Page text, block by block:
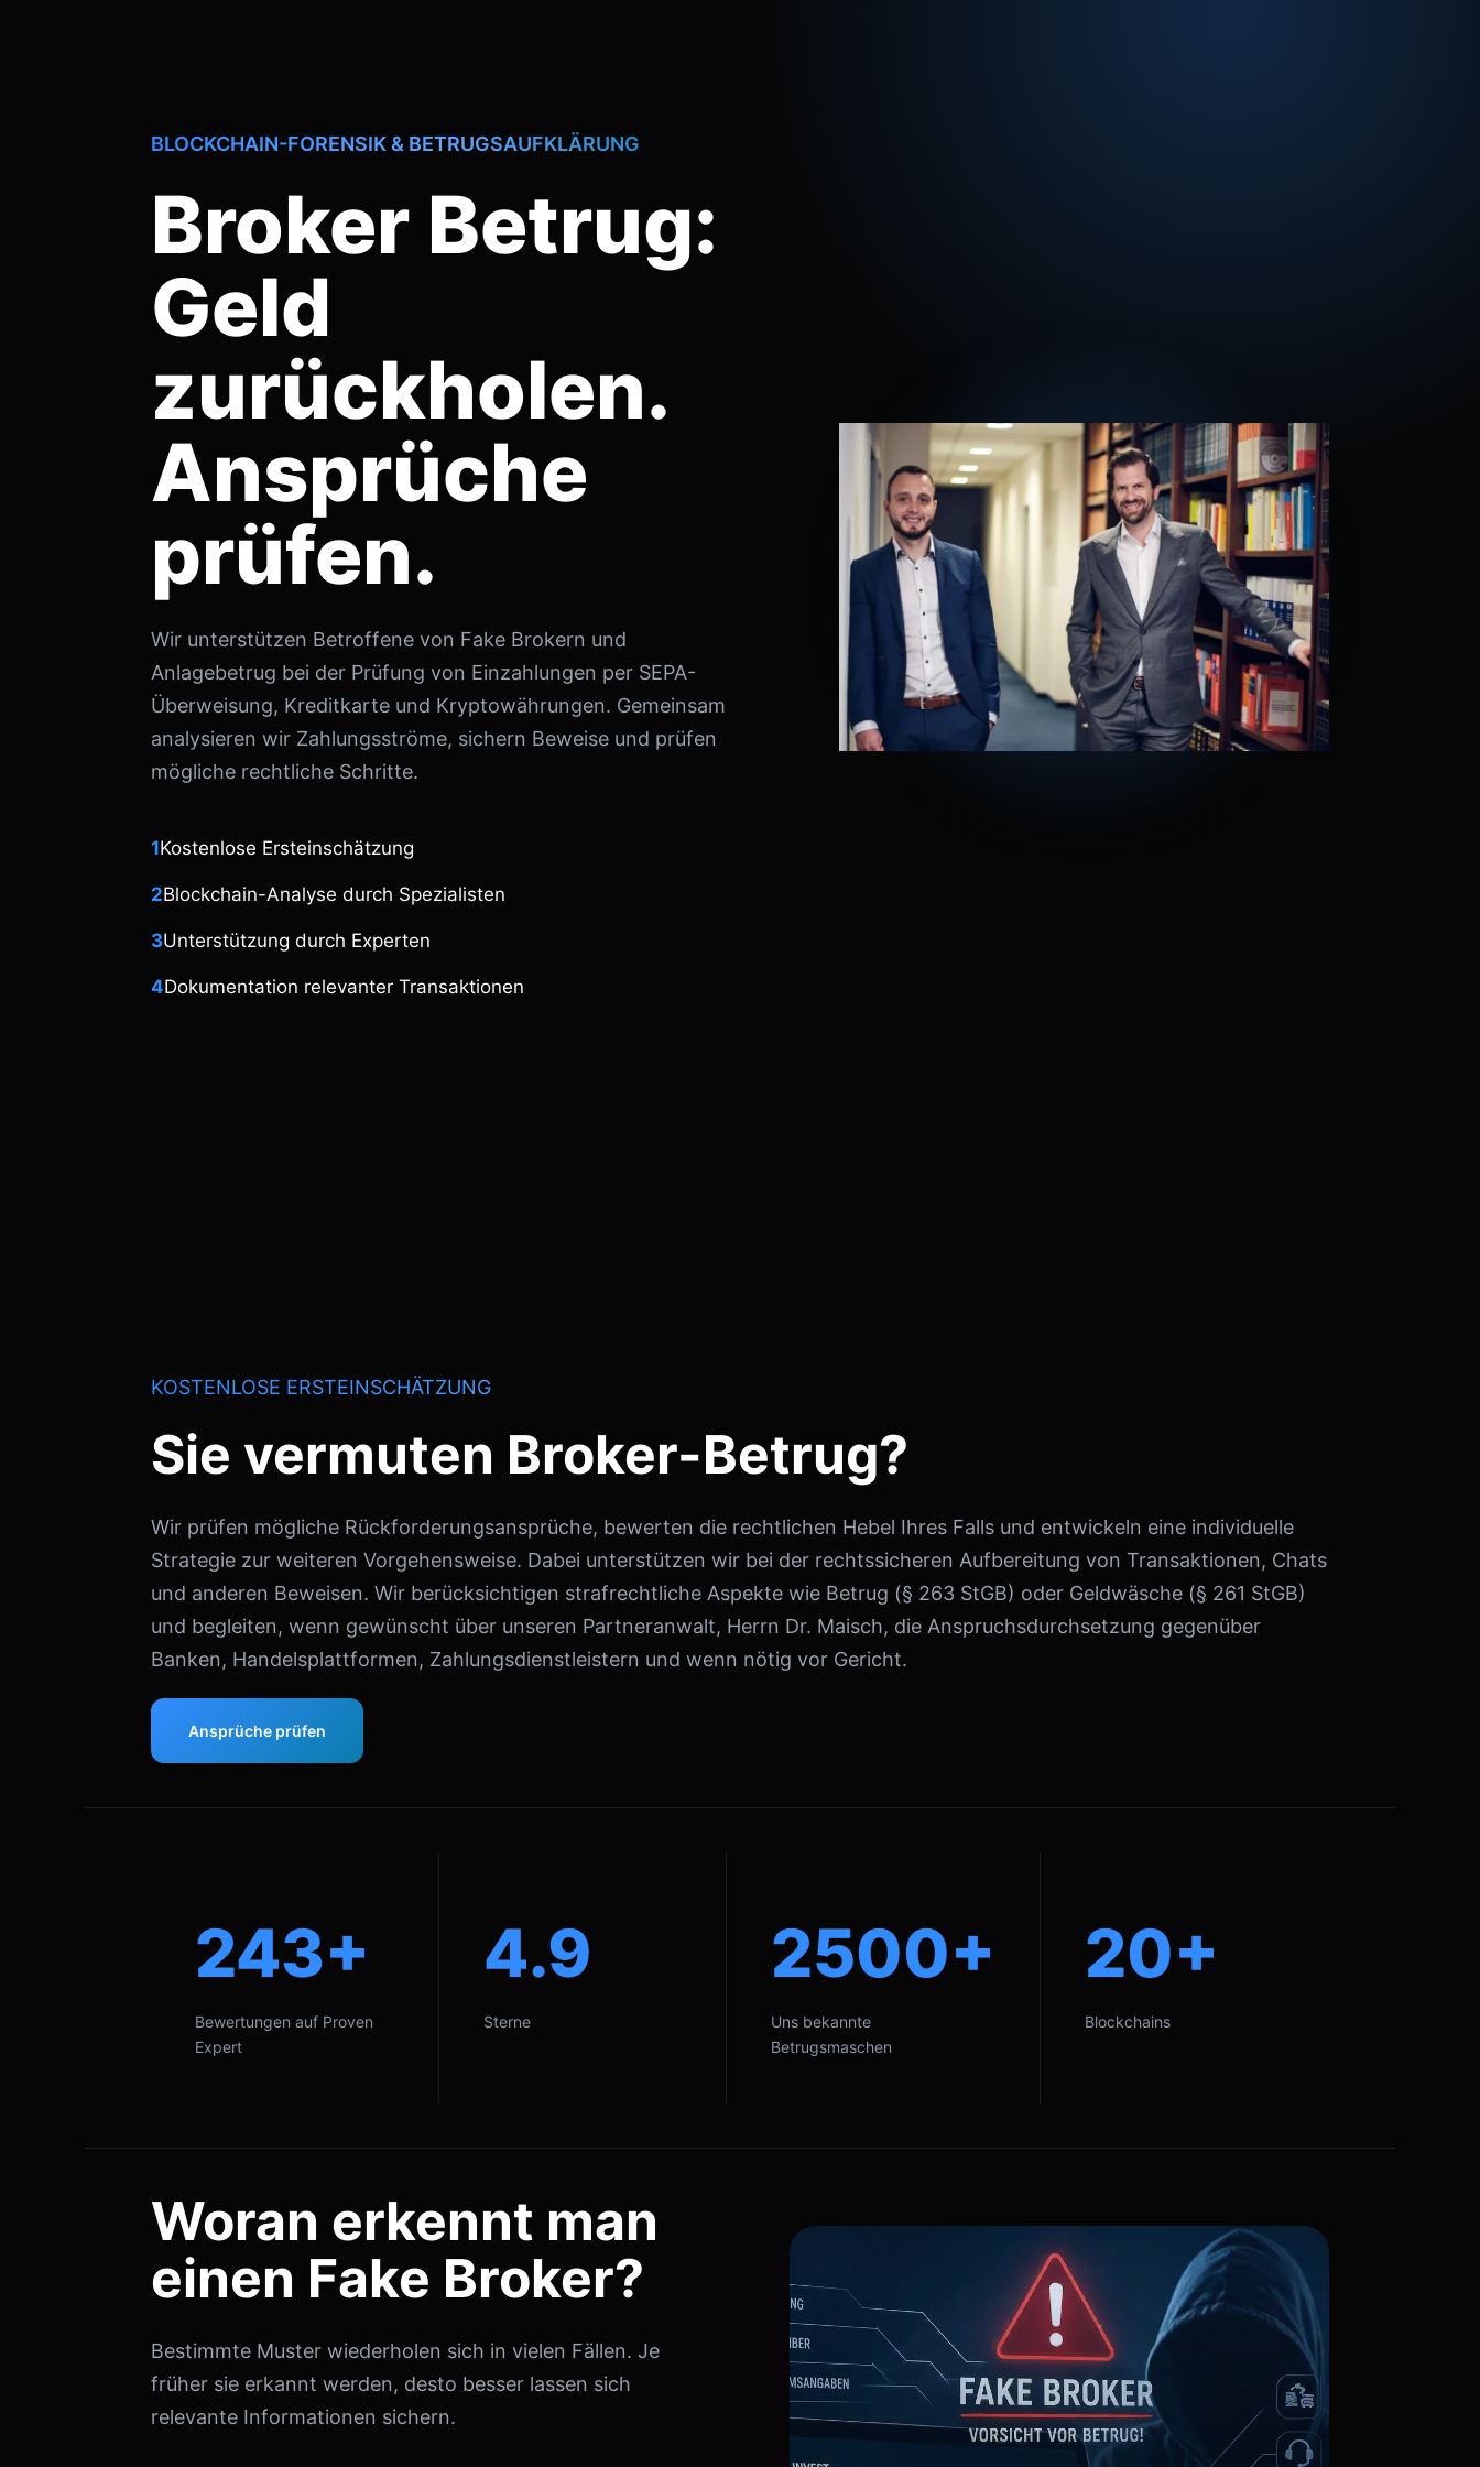
BLOCKCHAIN-FORENSIK & BETRUGSAUFKLÄRUNG
Broker Betrug:
Geld
zurückholen.
Ansprüche
prüfen.
Wir unterstützen Betroffene von Fake Brokern und
Anlagebetrug bei der Prüfung von Einzahlungen per SEPA-
Überweisung, Kreditkarte und Kryptowährungen. Gemeinsam
analysieren wir Zahlungsströme, sichern Beweise und prüfen
mögliche rechtliche Schritte.
1Kostenlose Ersteinschätzung
2Blockchain-Analyse durch Spezialisten
3Unterstützung durch Experten
4Dokumentation relevanter Transaktionen
KOSTENLOSE ERSTEINSCHÄTZUNG
Sie vermuten Broker-Betrug?
Wir prüfen mögliche Rückforderungsansprüche, bewerten die rechtlichen Hebel Ihres Falls und entwickeln eine individuelle
Strategie zur weiteren Vorgehensweise. Dabei unterstützen wir bei der rechtssicheren Aufbereitung von Transaktionen, Chats
und anderen Beweisen. Wir berücksichtigen strafrechtliche Aspekte wie Betrug (§ 263 StGB) oder Geldwäsche (§ 261 StGB)
und begleiten, wenn gewünscht über unseren Partneranwalt, Herrn Dr. Maisch, die Anspruchsdurchsetzung gegenüber
Banken, Handelsplattformen, Zahlungsdienstleistern und wenn nötig vor Gericht.
Ansprüche prüfen
243+
Bewertungen auf Proven
Expert
4.9
Sterne
2500+
Uns bekannte
Betrugsmaschen
20+
Blockchains
Woran erkennt man
einen Fake Broker?
Bestimmte Muster wiederholen sich in vielen Fällen. Je
früher sie erkannt werden, desto besser lassen sich
relevante Informationen sichern.